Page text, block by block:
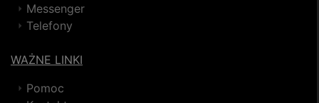
Messenger
Telefony
WAŻNE LINKI
Pomoc